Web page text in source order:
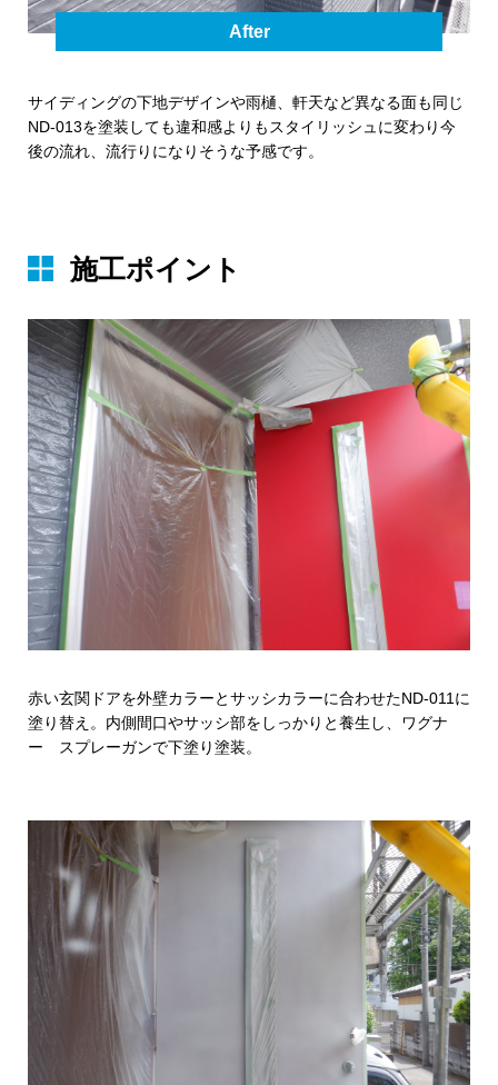
After
サイディングの下地デザインや雨樋、軒天など異なる面も同じ
ND-013を塗装しても違和感よりもスタイリッシュに変わり今
後の流れ、流行りになりそうな予感です。
施⼯ポイント
赤い玄関ドアを外壁カラーとサッシカラーに合わせたND-011に
塗り替え。内側間口やサッシ部をしっかりと養生し、ワグナ
ー スプレーガンで下塗り塗装。